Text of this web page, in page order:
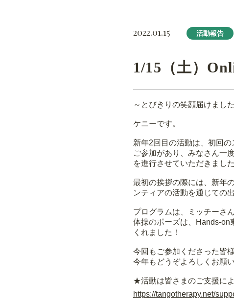
2022.01.15 活動報告
1/15（土）
～とびきりの笑顔届けまし
ケニーです。
新年2回目の活動は、初回
ご参加があり、みなさん一
を進行させていただきました
最初の挨拶の際には、新年
ンティアの活動を通じての
プログラムは、ミッチーさ
体操のポーズは、Hands-on
くれました！
今回もご参加くださった皆
今年もどうぞよろしくお願い
★活動は皆さまのご支援に
https://tangotherapy.net/